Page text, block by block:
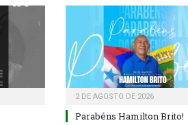
2 DE AGOSTO DE 2026
Parabéns Hamilton Brito!